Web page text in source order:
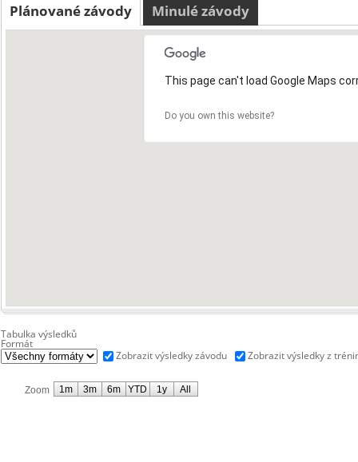
Plánované závody Minulé závody
This page can't load Google Maps
Do you own this website?
Tabulka výsledků
Formát
Zobrazit výsledky závodu
Zobrazit výsledky z
Zoom 1m 3m 6m YTD 1y All